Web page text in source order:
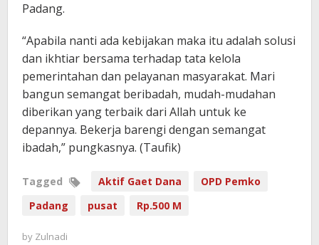
Padang.
“Apabila nanti ada kebijakan maka itu adalah solusi
dan ikhtiar bersama terhadap tata kelola
pemerintahan dan pelayanan masyarakat. Mari
bangun semangat beribadah, mudah-mudahan
diberikan yang terbaik dari Allah untuk ke
depannya. Bekerja barengi dengan semangat
ibadah,” pungkasnya. (Taufik)
Tagged Aktif Gaet Dana
OPD Pemko
Padang
pusat Rp.500 M
by Zulnadi